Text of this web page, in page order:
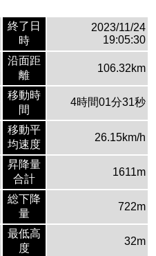
終了日
時
2023/11/24
19:05:30
沿面距
離
106.32km
移動時
間
4時間01分31秒
移動平
均速度
26.15km/h
昇降量
合計
1611m
総下降
量
722m
最低高
度
32m